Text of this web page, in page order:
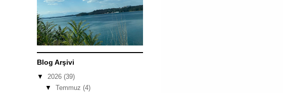
Blog Arşivi
▼ 2026 (39)
▼ Temmuz (4)